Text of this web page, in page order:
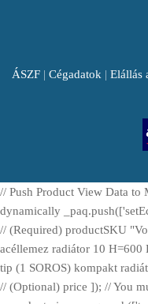
ÁSZF | Cégadatok | Elállás
// Push Product View Data to
dynamically
// (Required) productSKU
acéllemez radiátor 10
tip (1 SOROS) kompakt
// (Optional) price ]); // You